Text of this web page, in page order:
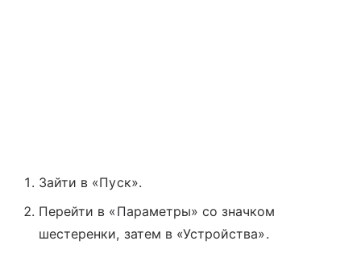
Зайти в «Пуск».
Перейти в «Параметры» со значком
шестеренки, затем в «Устройства».